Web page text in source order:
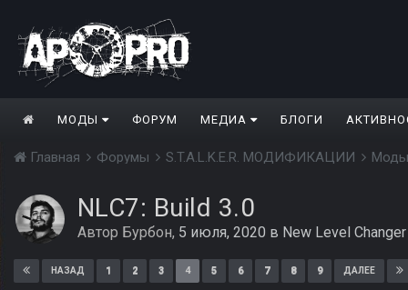
МОДЫ ФОРУМ МЕДИА БЛОГИ
Главная Форумы S.T.A.L.K.E.R. МОДИФИКАЦИИ
NLC7: Build 3.0
Автор Бурбон, 5 июля, 2020 в New Level
НАЗАД 1 2 3 4 5 6 7 8 9 ДАЛЕЕ